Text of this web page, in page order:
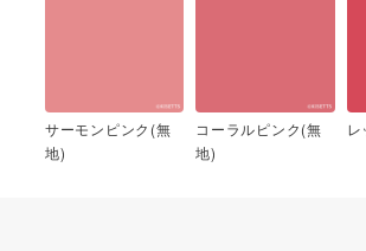
サーモンピンク(無
地)
コーラルピンク(無
地)